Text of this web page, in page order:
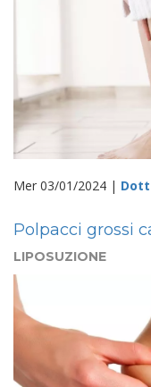
Mer 03/01/2024 |
Polpacci grossi
LIPOSUZIONE